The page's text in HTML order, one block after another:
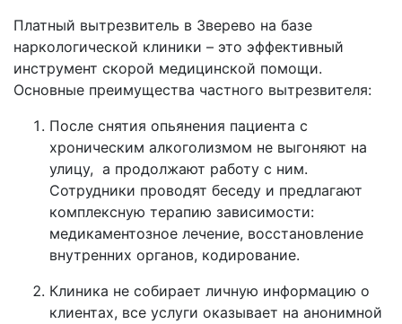
Платный вытрезвитель в Зверево на базе
наркологической клиники – это эффективный
инструмент скорой медицинской помощи.
Основные преимущества частного вытрезвителя:
После снятия опьянения пациента с
хроническим алкоголизмом не выгоняют на
улицу, а продолжают работу с ним.
Сотрудники проводят беседу и предлагают
комплексную терапию зависимости:
медикаментозное лечение, восстановление
внутренних органов, кодирование.
Клиника не собирает личную информацию о
клиентах, все услуги оказывает на анонимной